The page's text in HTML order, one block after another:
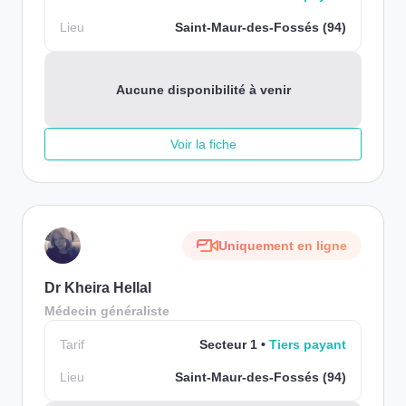
Lieu Saint-Maur-des-Fossés (94)
Aucune disponibilité à venir
Voir la fiche
Uniquement en ligne
Dr Kheira Hellal
Médecin généraliste
Tarif Secteur 1 Tiers payant
Lieu Saint-Maur-des-Fossés (94)